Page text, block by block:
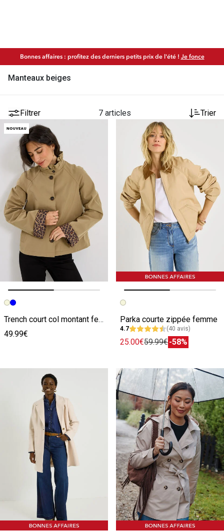
Bonnes affaires : profitez des derniers petits prix de l'été ! Je fonce
Manteaux beiges
Filtrer 7 articles Trier
Image précédente
Image suivante
Trench court col montant femme
49.99€
Image précédente
Image suivante
Parka courte zippée femme
4.7 (40 avis)
25.00€59.99€-58%